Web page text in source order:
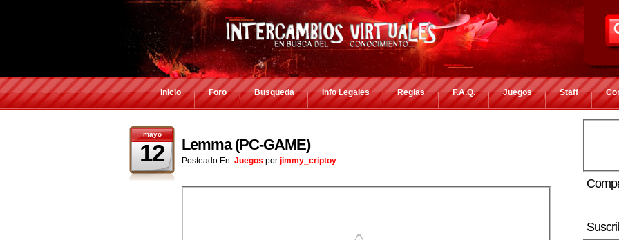
Inicio Foro Busqueda Info Legales Reglas F.A.Q. Juegos Staff
mayo
12 Lemma (PC-GAME)
Posteado En: Juegos por jimmy_criptoy